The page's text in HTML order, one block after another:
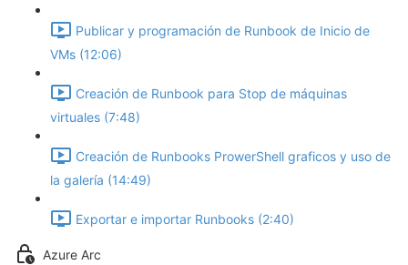
Publicar y programación de Runbook de Inicio de
VMs (12:06)
Creación de Runbook para Stop de máquinas
virtuales (7:48)
Creación de Runbooks ProwerShell graficos y uso de
la galería (14:49)
Exportar e importar Runbooks (2:40)
Azure Arc